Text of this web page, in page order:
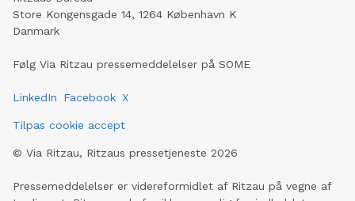
Store Kongensgade 14, 1264 København K
Danmark
Følg Via Ritzau pressemeddelelser på SOME
LinkedIn Facebook X
Tilpas cookie accept
© Via Ritzau, Ritzaus pressetjeneste 2026
Pressemeddelelser er videreformidlet af Ritzau på vegne af